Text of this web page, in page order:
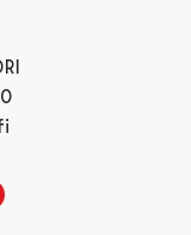
Facebookissa
välilehdessä
Instagramissa
uudessa välilehdessä
kaupunki Youtubessa
uudessa